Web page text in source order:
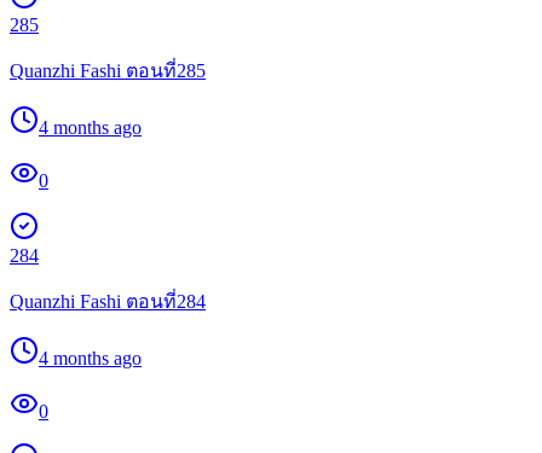
285
Quanzhi Fashi ตอนที่285
4 months ago
0
284
Quanzhi Fashi ตอนที่284
4 months ago
0